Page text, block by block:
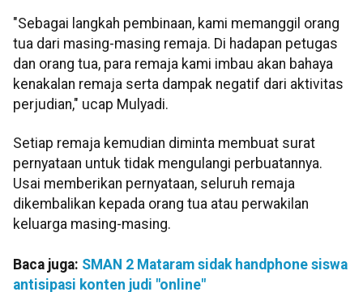
"Sebagai langkah pembinaan, kami memanggil orang
tua dari masing-masing remaja. Di hadapan petugas
dan orang tua, para remaja kami imbau akan bahaya
kenakalan remaja serta dampak negatif dari aktivitas
perjudian," ucap Mulyadi.
Setiap remaja kemudian diminta membuat surat
pernyataan untuk tidak mengulangi perbuatannya.
Usai memberikan pernyataan, seluruh remaja
dikembalikan kepada orang tua atau perwakilan
keluarga masing-masing.
Baca juga: SMAN 2 Mataram sidak handphone siswa
antisipasi konten judi "online"